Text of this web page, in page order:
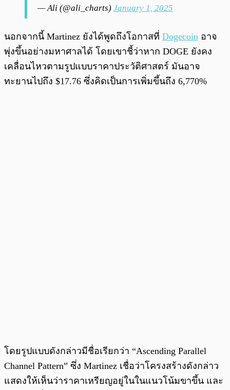
— Ali (@ali_charts) January 1, 2025
นอกจากนี้ Martinez ยังได้พูดถึงโอกาสที่ Dogecoin อาจ
พุ่งขึ้นอย่างมหาศาลได้ โดยเขาชี้ว่าหาก DOGE ยังคง
เคลื่อนไหวตามรูปแบบราคาประวัติศาสตร์ มันอาจ
ทะยานไปถึง $17.76 ซึ่งคิดเป็นการเพิ่มขึ้นถึง 6,770%
โดยรูปแบบดังกล่าวมีชื่อเรียกว่า “Ascending Parallel
Channel Pattern” ซึ่ง Martinez เชื่อว่าโครงสร้างดังกล่าว
แสดงให้เห็นว่าราคาเหรียญอยู่ในในแนวโน้มขาขึ้น และ